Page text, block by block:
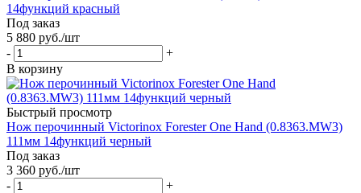
14функций красный
Под заказ
5 880 руб./шт
-
+
В корзину
Быстрый просмотр
Нож перочинный Victorinox Forester One Hand (0.8363.MW3)
111мм 14функций черный
Под заказ
3 360 руб./шт
-
+